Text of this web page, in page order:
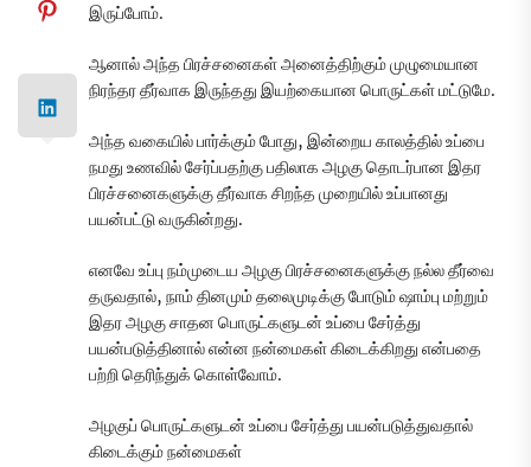
இருப்போம்.
ஆனால் அந்த பிரச்சனைகள் அனைத்திற்கும் முழுமையான
நிரந்தர தீர்வாக இருந்தது இயற்கையான பொருட்கள் மட்டுமே.
அந்த வகையில் பார்க்கும் போது, இன்றைய காலத்தில் உப்பை
நமது உணவில் சேர்ப்பதற்கு பதிலாக அழகு தொடர்பான இதர
பிரச்சனைகளுக்கு தீர்வாக சிறந்த முறையில் உப்பானது
பயன்பட்டு வருகின்றது.
எனவே உப்பு நம்முடைய அழகு பிரச்சனைகளுக்கு நல்ல தீர்வை
தருவதால், நாம் தினமும் தலைமுடிக்கு போடும் ஷாம்பு மற்றும்
இதர அழகு சாதன பொருட்களுடன் உப்பை சேர்த்து
பயன்படுத்தினால் என்ன நன்மைகள் கிடைக்கிறது என்பதை
பற்றி தெரிந்துக் கொள்வோம்.
அழகுப் பொருட்களுடன் உப்பை சேர்த்து பயன்படுத்துவதால்
கிடைக்கும் நன்மைகள்